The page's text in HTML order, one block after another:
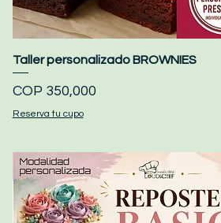
Quick View
Taller personalizado BROWNIES
Price
COP 350,000
Reserva tu cupo